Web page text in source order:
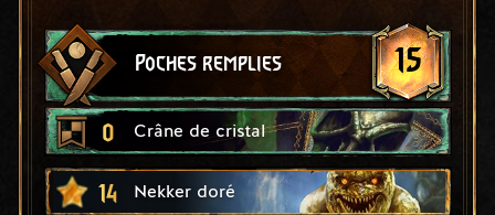
Poches remplies 15
0 Crâne de cristal
14 Nekker doré